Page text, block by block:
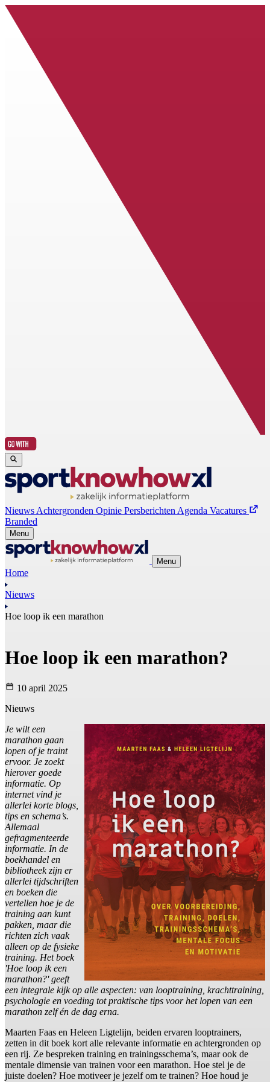
Nieuws Achtergronden Opinie Persberichten Agenda Vacatures
Branded
Menu
Menu
Home
Nieuws
Hoe loop ik een marathon
Hoe loop ik een marathon?
10 april 2025
Nieuws
Je wilt een
marathon gaan
lopen of je traint
ervoor. Je zoekt
hierover goede
informatie. Op
internet vind je
allerlei korte blogs,
tips en schema’s.
Allemaal
gefragmenteerde
informatie. In de
boekhandel en
bibliotheek zijn er
allerlei tijdschriften
en boeken die
vertellen hoe je de
training aan kunt
pakken, maar die
richten zich vaak
alleen op de fysieke
training. Het boek
'Hoe loop ik een
marathon?' geeft
een integrale kijk op alle aspecten: van looptraining, krachttraining,
psychologie en voeding tot praktische tips voor het lopen van een
marathon zelf én de dag erna.
Maarten Faas en Heleen Ligtelijn, beiden ervaren looptrainers,
zetten in dit boek kort alle relevante informatie en achtergronden op
een rij. Ze bespreken training en trainingsschema’s, maar ook de
mentale dimensie van trainen voor een marathon. Hoe stel je de
juiste doelen? Hoe motiveer je jezelf om te trainen? Hoe houd je